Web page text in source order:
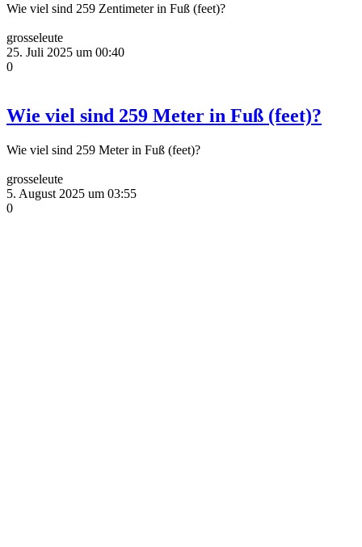
Wie viel sind 259 Zentimeter in Fuß (feet)?
grosseleute
25. Juli 2025 um 00:40
0
Wie viel sind 259 Meter in Fuß (feet)?
Wie viel sind 259 Meter in Fuß (feet)?
grosseleute
5. August 2025 um 03:55
0